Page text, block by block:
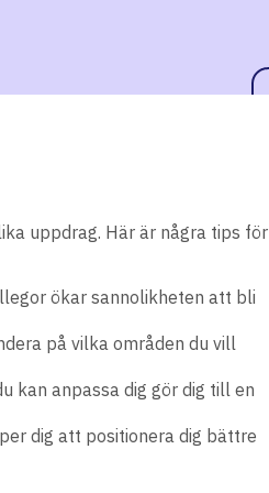
uppdrag. Här är några tips för
ökar sannolikheten att bli
på vilka områden du vill
kan anpassa dig gör dig till en
dig att positionera dig bättre